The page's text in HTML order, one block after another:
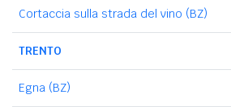
Cortaccia sulla strada del vino (BZ)
TRENTO
Egna (BZ)